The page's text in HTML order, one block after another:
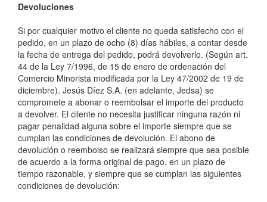
Devoluciones
Si por cualquier motivo el cliente no queda satisfecho con el
pedido, en un plazo de ocho (8) días hábiles, a contar desde
la fecha de entrega del pedido, podrá devolverlo. (Según art.
44 de la Ley 7/1996, de 15 de enero de ordenación del
Comercio Minorista modificada por la Ley 47/2002 de 19 de
diciembre). Jesús Díez S.A. (en adelante, Jedsa) se
compromete a abonar o reembolsar el importe del producto
a devolver. El cliente no necesita justificar ninguna razón ni
pagar penalidad alguna sobre el importe siempre que se
cumplan las condiciones de devolución. El abono de
devolución o reembolso se realizará siempre que sea posible
de acuerdo a la forma original de pago, en un plazo de
tiempo razonable, y siempre que se cumplan las siguientes
condiciones de devolución: